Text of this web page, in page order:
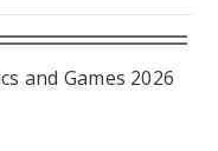
and Games 2026